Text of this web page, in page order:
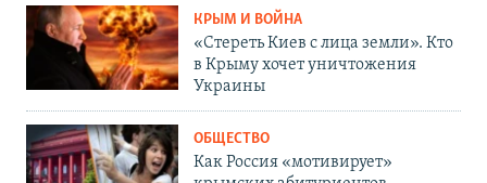
КРЫМ И ВОЙНА
«Стереть Киев с лица земли». Кто
в Крыму хочет уничтожения
Украины
ОБЩЕСТВО
Как Россия «мотивирует»